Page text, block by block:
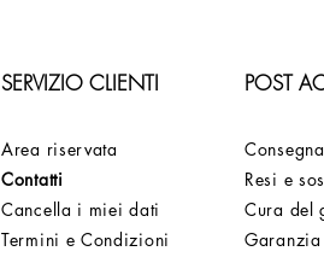
SERVIZIO CLIENTI POST
Area riservata
Contatti
Cancella i miei dati
Termini e Condizioni
Consegna
Resi e
Cura del